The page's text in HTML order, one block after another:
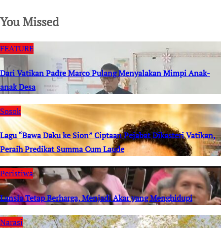
You Missed
FEATURE
Dari Vatikan Padre Marco Pulang Menyalakan Mimpi Anak-
anak Desa
Sosok
Lagu “Bawa Daku ke Sion” Ciptaan Pejabat Dikasteri Vatikan,
Peraih Predikat Summa Cum Laude
Peristiwa
Lansia Tetap Berharga, Menjadi Akar yang Menghidupi
Narasi